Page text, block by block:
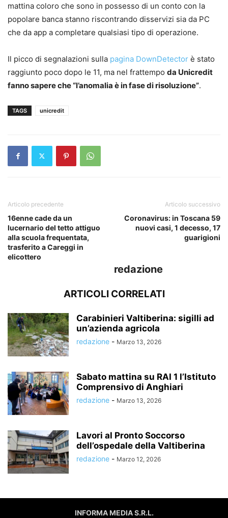
mattina coloro che sono in possesso di un conto con la
popolare banca stanno riscontrando disservizi sia da PC
che da app a completare qualsiasi tipo di operazione.
Il picco di segnalazioni sulla pagina DownDetector è stato
raggiunto poco dopo le 11, ma nel frattempo da Unicredit
fanno sapere che “l’anomalia è in fase di risoluzione”.
TAGS unicredit
Articolo precedente
16enne cade da un
lucernario del tetto attiguo
alla scuola frequentata,
trasferito a Careggi in
elicottero
Articolo successivo
Coronavirus: in Toscana 59
nuovi casi, 1 decesso, 17
guarigioni
redazione
ARTICOLI CORRELATI
Carabinieri Valtiberina: sigilli ad
un’azienda agricola
redazione - Marzo 13, 2026
Sabato mattina su RAI 1 l’Istituto
Comprensivo di Anghiari
redazione - Marzo 13, 2026
Lavori al Pronto Soccorso
dell’ospedale della Valtiberina
redazione - Marzo 12, 2026
INFORMA MEDIA S.R.L.